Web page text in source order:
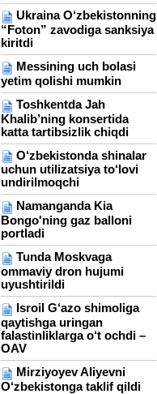
Ukraina O‘zbekistonning
“Foton” zavodiga sanksiya
kiritdi
Messining uch bolasi
yetim qolishi mumkin
Toshkentda Jah
Khalib’ning konsertida
katta tartibsizlik chiqdi
O‘zbekistonda shinalar
uchun utilizatsiya to‘lovi
undirilmoqchi
Namanganda Kia
Bongo'ning gaz balloni
portladi
Tunda Moskvaga
ommaviy dron hujumi
uyushtirildi
Isroil G‘azo shimoliga
qaytishga uringan
falastinliklarga o‘t ochdi –
OAV
Mirziyoyev Aliyevni
O‘zbekistonga taklif qildi